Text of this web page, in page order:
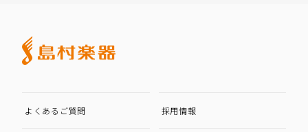
よくあるご質問 採用情報